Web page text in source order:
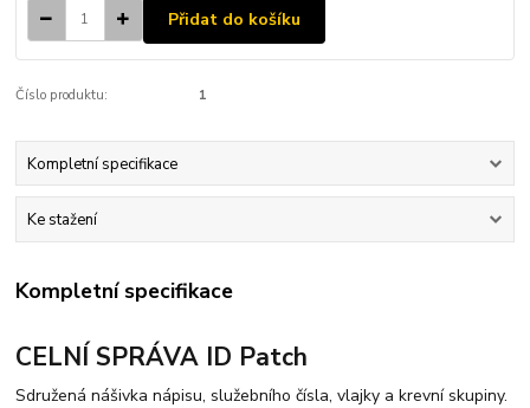
Přidat do košíku
Číslo produktu: 1
Kompletní specifikace
Ke stažení
Kompletní specifikace
CELNÍ SPRÁVA ID Patch
Sdružená nášivka nápisu, služebního čísla, vlajky a krevní skupiny.